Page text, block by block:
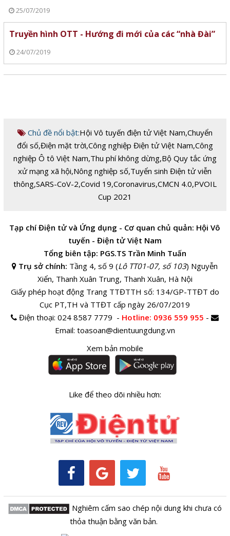
25/07/2019
Truyền hình OTT - Hướng đi mới của các “nhà Đài”
24/07/2019
Chủ đề nổi bật:Hội Vô tuyến điện tử Việt Nam,Chuyển
đổi số,Điện mặt trời,Công nghiệp Điện tử Việt Nam,Công
nghiệp Ô tô Việt Nam,Thu phí không dừng,Bộ Quy tắc ứng
xử mạng xã hội,Nông nghiệp số,Tuyển sinh Điện tử viễn
thông,SARS-CoV-2,Covid 19,Coronavirus,CMCN 4.0,PVOIL
Cup 2021
Tạp chí Điện tử và Ứng dụng - Cơ quan chủ quản: Hội Vô
tuyến - Điện tử Việt Nam
Tổng biên tập: PGS.TS Trần Minh Tuấn
Trụ sở chính: Tầng 4, số 9 (Lô TT01-07, số 103) Nguyễn
Xiển, Thanh Xuân Trung, Thanh Xuân, Hà Nội
Giấy phép hoạt động Trang TTĐTTH số: 134/GP-TTĐT do
Cục PT,TH và TTĐT cấp ngày 26/07/2019
Điện thoại:024 8587 7779 - Hotline: 0936 559 955 -
Email: toasoan@dientuungdung.vn
Xem bản mobile
Like để theo dõi nhiều hơn:
Nghiêm cấm sao chép nội dung khi chưa có
thỏa thuận bằng văn bản.